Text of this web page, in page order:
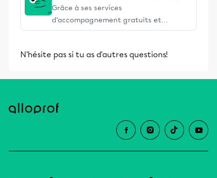
Grâce à ses services
d’accompagnement gratuits et
stimulants, Alloprof engage les élèves
éducative.
N'hésite pas si tu as d'autres questions!